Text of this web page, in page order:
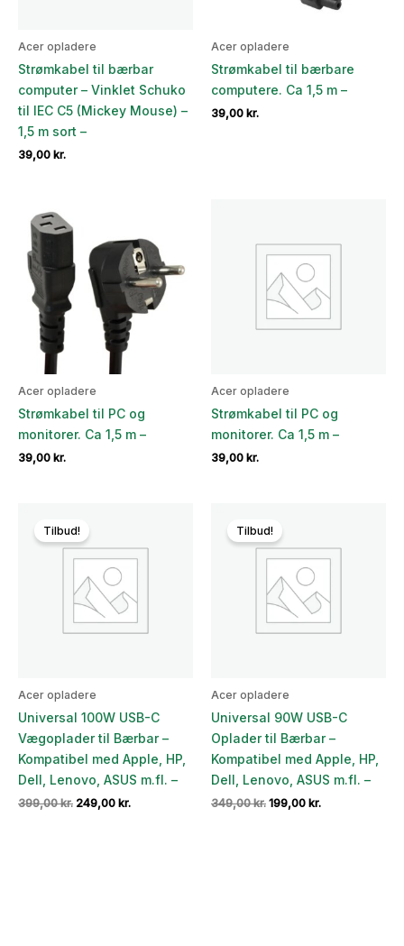
Acer opladere
Strømkabel til bærbar
computer – Vinklet Schuko
til IEC C5 (Mickey Mouse) –
1,5 m sort –
39,00 kr.
Acer opladere
Strømkabel til bærbare
computere. Ca 1,5 m –
39,00 kr.
Acer opladere
Strømkabel til PC og
monitorer. Ca 1,5 m –
39,00 kr.
Acer opladere
Strømkabel til PC og
monitorer. Ca 1,5 m –
39,00 kr.
Tilbud!
Acer opladere
Universal 100W USB-C
Vægoplader til Bærbar –
Kompatibel med Apple, HP,
Dell, Lenovo, ASUS m.fl. –
399,00kr. Den
249,00 kr.
Tilbud!
Acer opladere
Universal 90W USB-C
Oplader til Bærbar –
Kompatibel med Apple, HP,
Dell, Lenovo, ASUS m.fl. –
349,00kr. Den
199,00 kr.